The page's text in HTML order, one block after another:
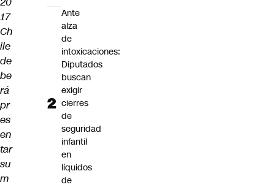
17
Ch
ile
de
be
rá
pr
es
en
tar
su
m
Ante
alza
de
intoxicaciones:
Diputados
buscan
exigir
cierres
de
seguridad
infantil
en
líquidos
de